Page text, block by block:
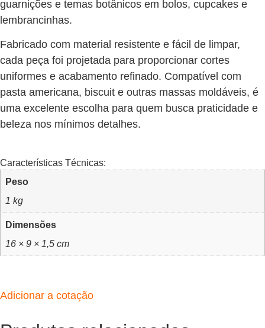
guarnições e temas botânicos em bolos, cupcakes e
lembrancinhas.
Fabricado com material resistente e fácil de limpar,
cada peça foi projetada para proporcionar cortes
uniformes e acabamento refinado. Compatível com
pasta americana, biscuit e outras massas moldáveis, é
uma excelente escolha para quem busca praticidade e
beleza nos mínimos detalhes.
Características Técnicas:
Peso
1 kg
Dimensões
16 × 9 × 1,5 cm
Adicionar a cotação